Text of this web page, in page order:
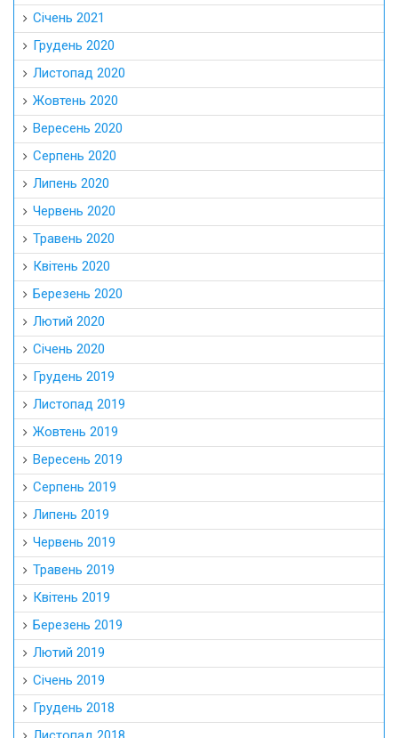
Січень 2021
Грудень 2020
Листопад 2020
Жовтень 2020
Вересень 2020
Серпень 2020
Липень 2020
Червень 2020
Травень 2020
Квітень 2020
Березень 2020
Лютий 2020
Січень 2020
Грудень 2019
Листопад 2019
Жовтень 2019
Вересень 2019
Серпень 2019
Липень 2019
Червень 2019
Травень 2019
Квітень 2019
Березень 2019
Лютий 2019
Січень 2019
Грудень 2018